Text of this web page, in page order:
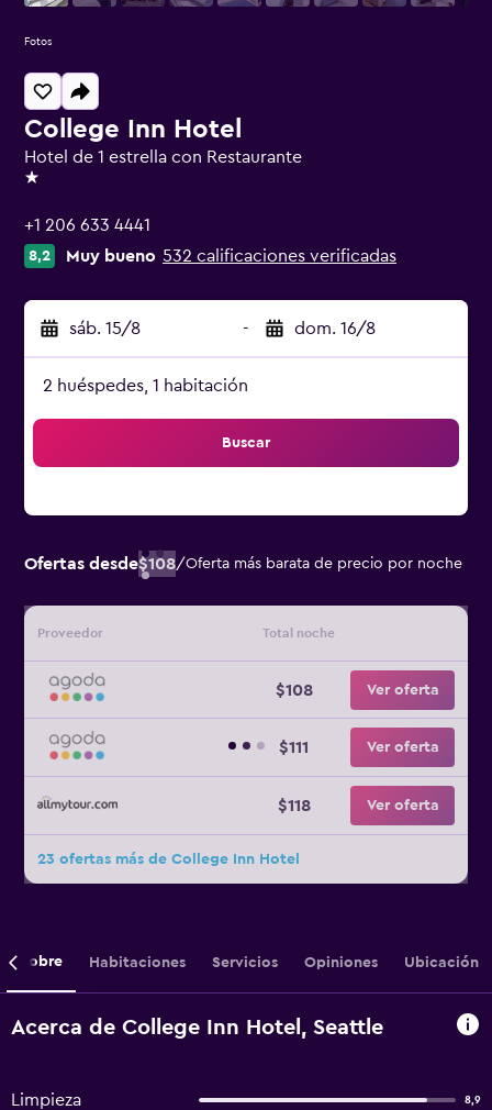
College Inn Hotel
Hotel de 1 estrella con Restaurante
1 estrella
+1 206 633 4441
8,2 Muy bueno 532 calificaciones verificadas
sáb. 15/8 - dom. 16/8
2 huéspedes, 1 habitación
Buscar
Ofertas desde$108/Oferta más barata de precio por noche
Proveedor Total noche
$108 Ver oferta
$111 Ver oferta
$118 Ver oferta
23 ofertas más de College Inn Hotel
Fotos
Sobre Habitaciones Servicios Opiniones Ubicación
Acerca de College Inn Hotel, Seattle
Limpieza 8,9